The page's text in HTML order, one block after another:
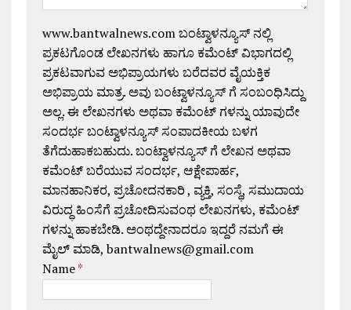
www.bantwalnews.com ಬಂಟ್ವಾಳನ್ಯೂಸ್ ನಲ್ಲಿ
ಪ್ರಕಟಗೊಂಡ ಲೇಖನಗಳು ಹಾಗೂ ಕಮೆಂಟ್ ವಿಭಾಗದಲ್ಲಿ
ಪ್ರಕಟವಾಗುವ ಅಭಿಪ್ರಾಯಗಳು ಬರೆದವರ ವೈಯಕ್ತಿಕ
ಅಭಿಪ್ರಾಯ ಮಾತ್ರ. ಅವು ಬಂಟ್ವಾಳನ್ಯೂಸ್ ಗೆ ಸಂಬಂಧಿಸಿದ್ದು
ಅಲ್ಲ. ಈ ಲೇಖನಗಳು ಅಥವಾ ಕಮೆಂಟ್ ಗಳನ್ನು ಯಾವುದೇ
ಸಂದರ್ಭ ಬಂಟ್ವಾಳನ್ಯೂಸ್ ಸಂಪಾದಕೀಯ ಬಳಗ
ತೆಗೆದುಹಾಕಬಹುದು. ಬಂಟ್ವಾಳನ್ಯೂಸ್ ಗೆ ಲೇಖನ ಅಥವಾ
ಕಮೆಂಟ್ ಬರೆಯುವ ಸಂದರ್ಭ, ಆಕ್ಷೇಪಾರ್ಹ,
ಮಾನಹಾನಿಕರ, ಪ್ರಚೋದನಕಾರಿ , ವ್ಯಕ್ತಿ, ಸಂಸ್ಥೆ, ಸಮುದಾಯ
ವಿರುದ್ಧ ಹಿಂಸೆಗೆ ಪ್ರಚೋದಿಸುವಂಥ ಲೇಖನಗಳು, ಕಮೆಂಟ್
ಗಳನ್ನು ಹಾಕಬೇಡಿ. ಅಂಥದ್ದೇನಾದರೂ ಇದ್ದರೆ ನಮಗೆ ಈ
ಮೈಲ್ ಮಾಡಿ, bantwalnews@gmail.com
Name*